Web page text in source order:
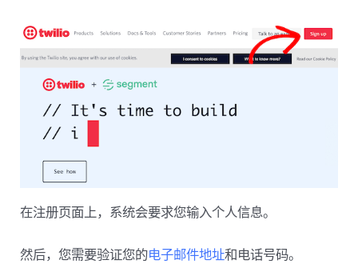
在注册页面上，系统会要求您输入个人信息。
然后，您需要验证您的电子邮件地址和电话号码。